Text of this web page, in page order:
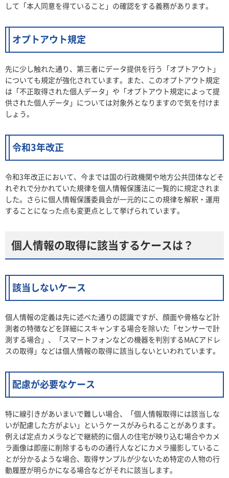
して「本人同意を得ていること」の確認をする義務があります。
オプトアウト規定
先に少し触れた通り、第三者にデータ提供を行う「オプトアウト」
についても規定が強化されています。また、このオプトアウト規定
は「不正取得された個人データ」や「オプトアウト規定によって提
供された個人データ」については対象外となりますので気を付けま
しょう。
令和3年改正
令和3年改正において、今までは国の行政機関や地方公共団体などそ
れぞれで分かれていた規律を個人情報保護法に一覧的に規定されま
した。さらに個人情報保護委員会が一元的にこの規律を解釈・運用
することになった点も変更点として挙げられています。
個人情報の取得に該当するケースは？
該当しないケース
個人情報の定義は先に述べた通りの認識ですが、顔面や骨格など計
測者の特徴などを詳細にスキャンする場合を除いた「センサーで計
測する場合」、「スマートフォンなどの機器を判別するMACアドレ
スの取得」などは個人情報の取得に該当しないといわれています。
配慮が必要なケース
特に線引きがあいまいで難しい場合、「個人情報取得には該当しな
いが配慮した方がよい」というケースがみられることがあります。
例えば定点カメラなどで継続的に個人の住宅が映り込む場合やカメ
ラ画像は即座に削除するものの通行人などにカメラ撮影しているこ
とが分かるような場合、取得サンプルが少ないため特定の人物の行
動履歴が明らかになる場合などがそれに該当します。